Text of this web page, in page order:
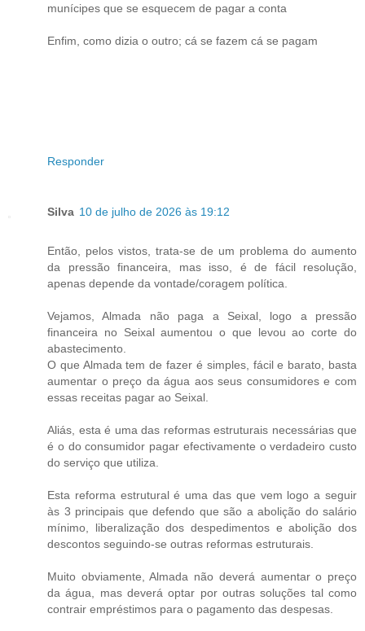
munícipes que se esquecem de pagar a conta
Enfim, como dizia o outro; cá se fazem cá se pagam
Responder
Silva 10 de julho de 2026 às 19:12
Então, pelos vistos, trata-se de um problema do aumento
da pressão financeira, mas isso, é de fácil resolução,
apenas depende da vontade/coragem política.
Vejamos, Almada não paga a Seixal, logo a pressão
financeira no Seixal aumentou o que levou ao corte do
abastecimento.
O que Almada tem de fazer é simples, fácil e barato, basta
aumentar o preço da água aos seus consumidores e com
essas receitas pagar ao Seixal.
Aliás, esta é uma das reformas estruturais necessárias que
é o do consumidor pagar efectivamente o verdadeiro custo
do serviço que utiliza.
Esta reforma estrutural é uma das que vem logo a seguir
às 3 principais que defendo que são a abolição do salário
mínimo, liberalização dos despedimentos e abolição dos
descontos seguindo-se outras reformas estruturais.
Muito obviamente, Almada não deverá aumentar o preço
da água, mas deverá optar por outras soluções tal como
contrair empréstimos para o pagamento das despesas.